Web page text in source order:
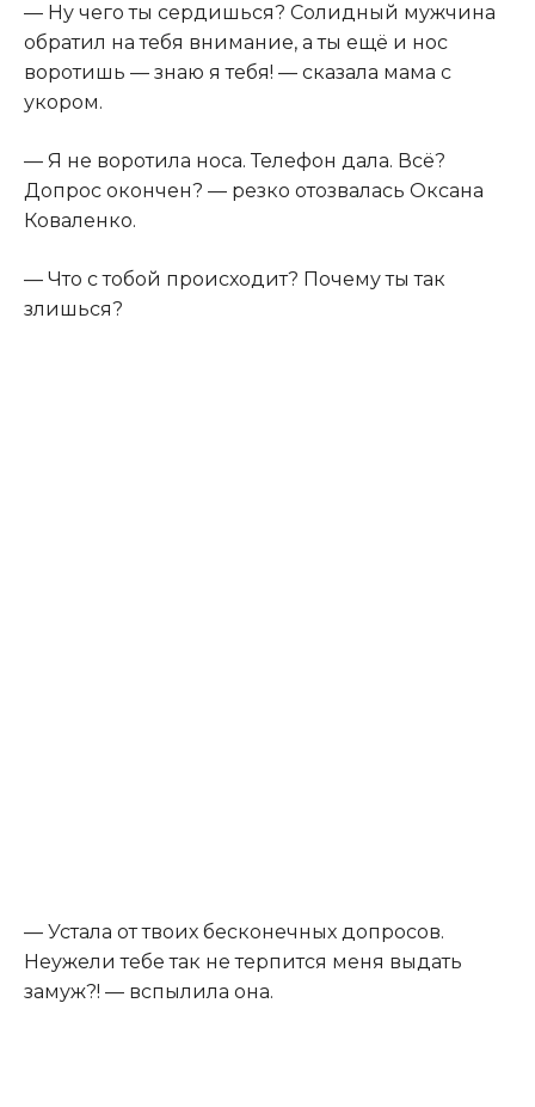
— Ну чего ты сердишься? Солидный мужчина
обратил на тебя внимание, а ты ещё и нос
воротишь — знаю я тебя! — сказала мама с
укором.
— Я не воротила носа. Телефон дала. Всё?
Допрос окончен? — резко отозвалась Оксана
Коваленко.
— Что с тобой происходит? Почему ты так
злишься?
— Устала от твоих бесконечных допросов.
Неужели тебе так не терпится меня выдать
замуж?! — вспылила она.